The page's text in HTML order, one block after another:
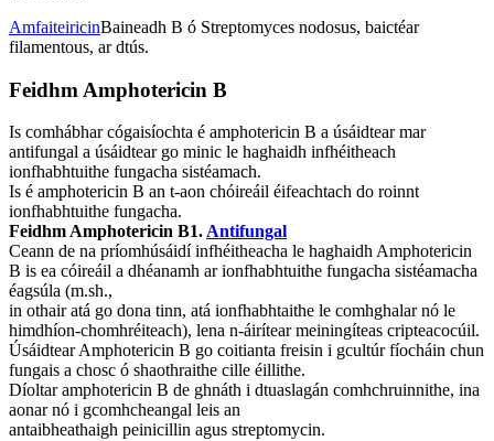
AmfaiteiricinBaineadh B ó Streptomyces nodosus, baictéar
filamentous, ar dtús.
Feidhm Amphotericin B
Is comhábhar cógaisíochta é amphotericin B a úsáidtear mar
antifungal a úsáidtear go minic le haghaidh infhéitheach
ionfhabhtuithe fungacha sistéamach.
Is é amphotericin B an t-aon chóireáil éifeachtach do roinnt
ionfhabhtuithe fungacha.
Feidhm Amphotericin B1. Antifungal
Ceann de na príomhúsáidí infhéitheacha le haghaidh Amphotericin
B is ea cóireáil a dhéanamh ar ionfhabhtuithe fungacha sistéamacha
éagsúla (m.sh.,
in othair atá go dona tinn, atá ionfhabhtaithe le comhghalar nó le
himdhíon-chomhréiteach), lena n-áirítear meiningíteas cripteacocúil.
Úsáidtear Amphotericin B go coitianta freisin i gcultúr fíocháin chun
fungais a chosc ó shaothraithe cille éillithe.
Díoltar amphotericin B de ghnáth i dtuaslagán comhchruinnithe, ina
aonar nó i gcomhcheangal leis an
antaibheathaigh peinicillin agus streptomycin.